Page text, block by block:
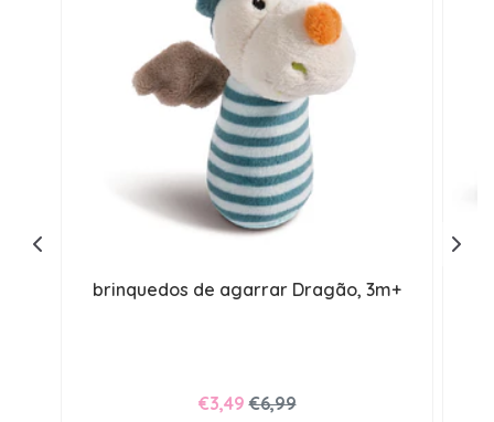
brinquedos de agarrar Dragão, 3m+
€3,49 €6,99